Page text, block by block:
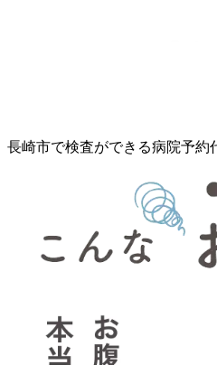
長崎市で検査ができる病院予約